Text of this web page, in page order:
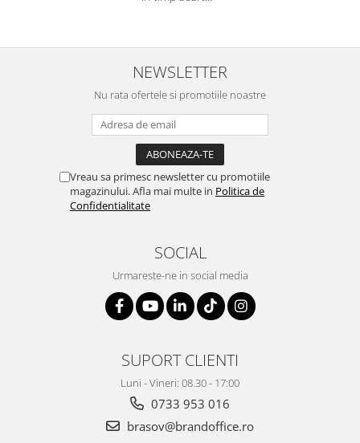
accesorii
Apa si bauturi racoritoare
Cafea, ceai, zahar, lapte
Bucatarie si servire
Textile si confort pentru casa
Seturi si accesorii pentru vin
Genti de umar si borsete
Genti, huse si rucsacuri de laptop
Genti de plaja si cumparaturi
Portofele si portcarduri RFID
NEWSLETTER
Nu rata ofertele si promotiile noastre
Vreau sa primesc newsletter cu promotiile
magazinului. Afla mai multe in Politica de
Confidentialitate
SOCIAL
Urmareste-ne in social media
SUPORT CLIENTI
Luni - Vineri: 08.30 - 17:00
0733 953 016
brasov@brandoffice.ro